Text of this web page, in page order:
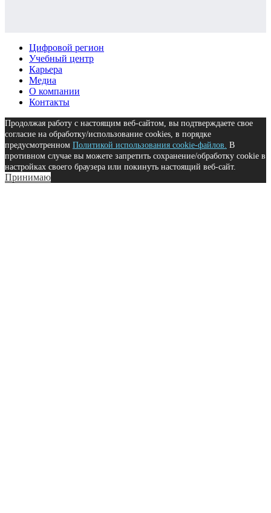
Цифровой регион
Учебный центр
Карьера
Медиа
О компании
Контакты
Продолжая работу с настоящим веб-сайтом, вы подтверждаете свое
согласие на обработку/использование cookies, в порядке
предусмотренном Политикой использования cookie-файлов. В
противном случае вы можете запретить сохранение/обработку cookie в
настройках своего браузера или покинуть настоящий веб-сайт.
Принимаю